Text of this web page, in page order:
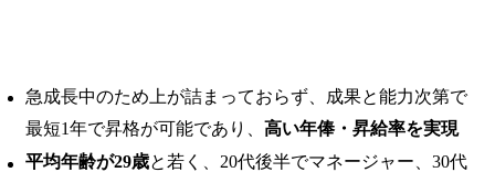
急成長中のため上が詰まっておらず、成果と能力次第で
最短1年で昇格が可能であり、 高い年俸・昇給率を実現
平均年齢が29歳と若く、20代後半でマネージャー、30代